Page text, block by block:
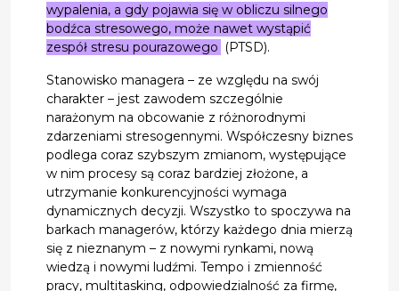
wypalenia, a gdy pojawia się w obliczu silnego
bodźca stresowego, może nawet wystąpić
zespół stresu pourazowego (PTSD).
Stanowisko managera – ze względu na swój
charakter – jest zawodem szczególnie
narażonym na obcowanie z różnorodnymi
zdarzeniami stresogennymi. Współczesny biznes
podlega coraz szybszym zmianom, występujące
w nim procesy są coraz bardziej złożone, a
utrzymanie konkurencyjności wymaga
dynamicznych decyzji. Wszystko to spoczywa na
barkach managerów, którzy każdego dnia mierzą
się z nieznanym – z nowymi rynkami, nową
wiedzą i nowymi ludźmi. Tempo i zmienność
pracy, multitasking, odpowiedzialność za firmę,